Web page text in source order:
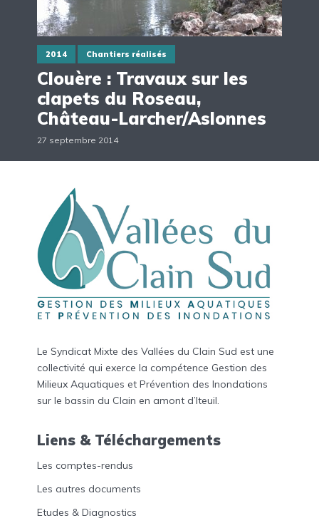
2014 Chantiers réalisés
Clouère : Travaux sur les
clapets du Roseau,
Château-Larcher/Aslonnes
27 septembre 2014
Le Syndicat Mixte des Vallées du Clain Sud est une
collectivité qui exerce la compétence Gestion des
Milieux Aquatiques et Prévention des Inondations
sur le bassin du Clain en amont d’Iteuil.
Liens & Téléchargements
Les comptes-rendus
Les autres documents
Etudes & Diagnostics